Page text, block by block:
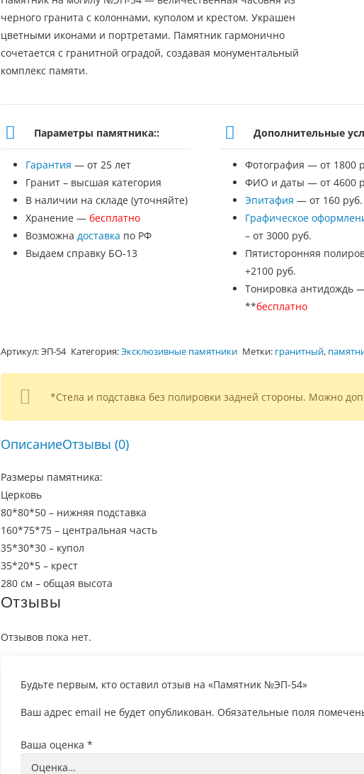
черного гранита с колоннами, куполом и крестом. Украшен
цветными иконами и портретами. Памятник гармонично
сочетается с гранитной оградой, создавая монументальный
комплекс памяти.
Параметры памятника::
Гарантия — от 25 лет
Гранит – высшая категория
В наличии на складе (уточняйте)
Хранение — бесплатно
Возможна доставка по РФ
Выдаем справку БО-13
Дополнительные
Фотография — от 1800
ФИО и даты — от 4600
Эпитафия — от 160 руб.
Графическое
– от 3000 руб.
Пятисторонняя
+2100 руб.
Тонировка антидождь
**бесплатно
Артикул:ЭП-54 Категория:Эксклюзивные памятники Метки: гранитный,
*Стела и подставка без полировки задней стороны. Можно
ОписаниеОтзывы (0)
Размеры памятника:
Церковь
80*80*50 – нижняя подставка
160*75*75 – центральная часть
35*30*30 – купол
35*20*5 – крест
280 см – общая высота
Отзывы
Отзывов пока нет.
Будьте первым, кто оставил отзыв на «Памятник №ЭП-54»
Ваш адрес email не будет опубликован. Обязательные поля
Ваша оценка *